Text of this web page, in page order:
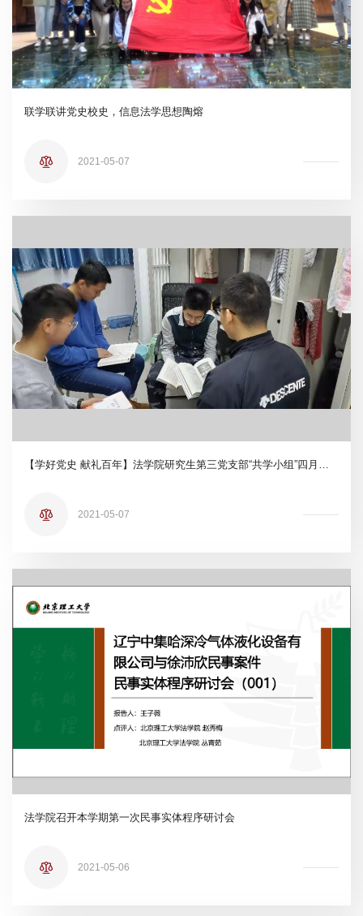
联学联讲党史校史，信息法学思想陶熔
2021-05-07
2021-05-07
法学院召开本学期第一次民事实体程序研讨会
2021-05-06